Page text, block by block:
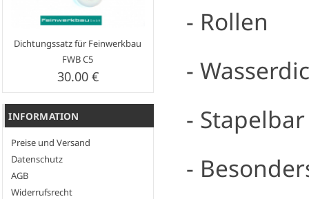
Dichtungssatz für Feinwerkbau
FWB C5
30.00 €
INFORMATION
Preise und Versand
Datenschutz
AGB
Widerrufsrecht
- Rollen
-
- Stapelbar
-